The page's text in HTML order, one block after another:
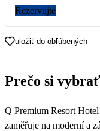
Rezervujte
uložiť do obľúbených
Prečo si
Q Premium Resort
zaměřuje na moderní a